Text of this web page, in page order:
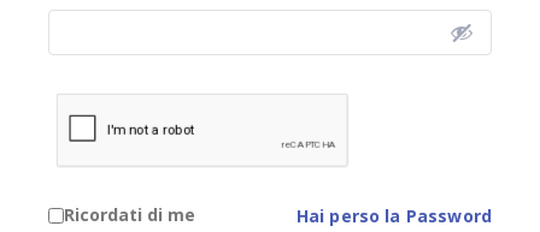
Ricordati di me Hai perso la Password